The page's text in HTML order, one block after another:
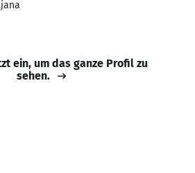
ein, um das ganze Profil zu
sehen.